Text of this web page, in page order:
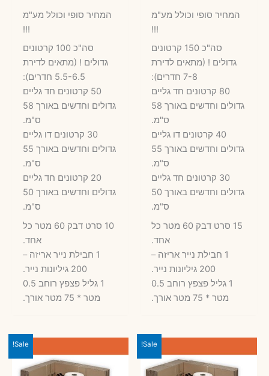
היה:
הנוכחי
929 ₪.
המחיר סופי וכולל מע"מ
!!!
סה"כ 150 קרטונים
גדולים ! (מתאים לדירת
7-8 חדרים):
80 קרטונים חד גליים
גדולים וחדשים באורך 58
ס"מ.
40 קרטונים דו גליים
גדולים וחדשים באורך 55
ס"מ.
30 קרטונים חד גליים
גדולים וחדשים באורך 50
ס"מ.
15 סרט דבק 60 מטר כל
אחד.
1 חבילת נייר אריזה –
200 גיליונות נייר.
1 גליל פצפץ רוחב 0.5
מטר * 75 מטר אורך.
₪.
המחיר סופי וכולל מע"מ
!!!
סה"כ 100 קרטונים
גדולים ! (מתאים לדירת
5.5-6.5 חדרים):
50 קרטונים חד גליים
גדולים וחדשים באורך 58
ס"מ.
30 קרטונים דו גליים
גדולים וחדשים באורך 55
ס"מ.
20 קרטונים חד גליים
גדולים וחדשים באורך 50
ס"מ.
10 סרט דבק 60 מטר כל
אחד.
1 חבילת נייר אריזה –
200 גיליונות נייר.
1 גליל פצפץ רוחב 0.5
מטר * 75 מטר אורך.
Sale!
Sale!